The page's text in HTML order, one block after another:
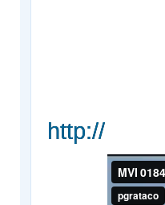
http://